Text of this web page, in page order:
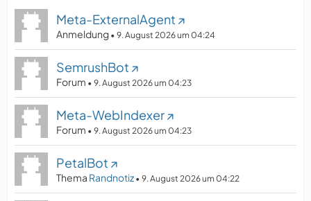
Meta-ExternalAgent
Anmeldung 9. August 2026 um 04:24
SemrushBot
Forum 9. August 2026 um 04:23
Meta-WebIndexer
Forum 9. August 2026 um 04:23
PetalBot
Thema Randnotiz 9. August 2026 um 04:22